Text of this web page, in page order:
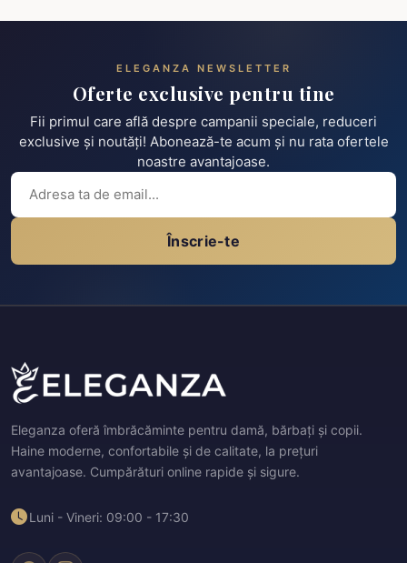
ELEGANZA NEWSLETTER
Oferte exclusive pentru tine
Fii primul care află despre campanii speciale, reduceri
exclusive și noutăți! Abonează-te acum și nu rata ofertele
noastre avantajoase.
Înscrie-te
Eleganza oferă îmbrăcăminte pentru damă, bărbați și copii.
Haine moderne, confortabile și de calitate, la prețuri
avantajoase. Cumpărături online rapide și sigure.
Luni - Vineri: 09:00 - 17:30